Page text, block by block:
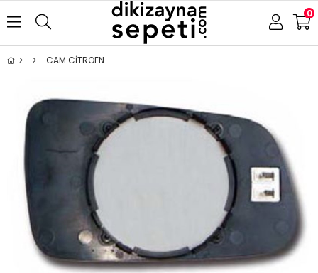
0
CAM CİTROEN ZX 1991-1998 ISITMALI SAĞ